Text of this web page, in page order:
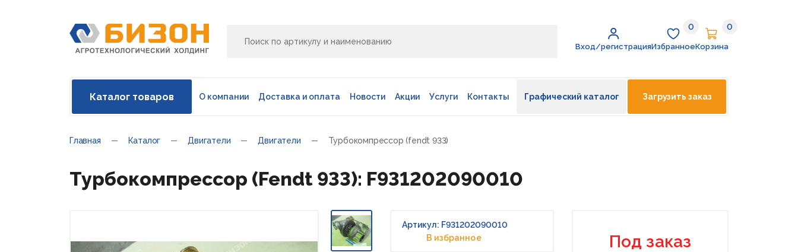
Вход/регистрация
Избранное
0
Избранное
Корзина
0
Корзина
Каталог товаров О компании Доставка и оплата Новости Акции Услуги Контакты Графический каталог Загрузить заказ
Главная Каталог Двигатели Двигатели Турбокомпрессор (fendt 933)
Турбокомпрессор (Fendt 933): F931202090010
Артикул: F931202090010
В избранное
Под заказ